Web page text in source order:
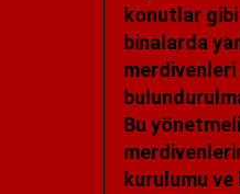
konutlar
binalarda
merdivenleri
Bu
kurulumu ve